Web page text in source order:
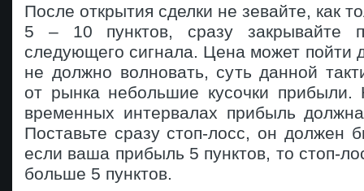
После открытия сделки не зевайте, как
5 – 10 пунктов, сразу закрывайте
следующего сигнала. Цена может пойти
не должно волновать, суть данной
от рынка небольшие кусочки прибыли.
временных интервалах прибыль
Поставьте сразу стоп-лосс, он должен
если ваша прибыль 5 пунктов, то стоп-
больше 5 пунктов.